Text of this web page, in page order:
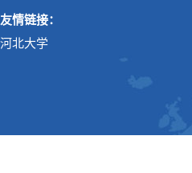
友情链接：
河北大学